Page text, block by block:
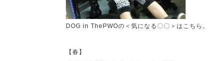
DOG in ThePWOの＜気になる〇〇＞はこちら。
【春】